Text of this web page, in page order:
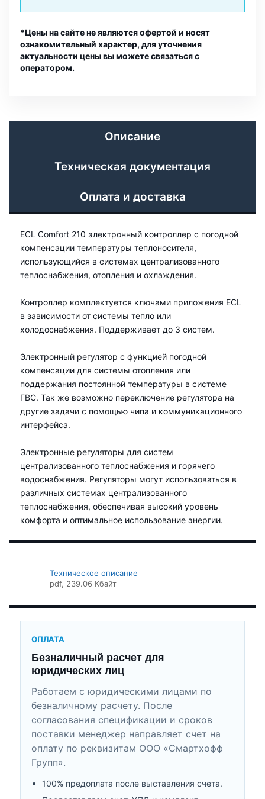
*Цены на сайте не являются офертой и носят
ознакомительный характер, для уточнения
актуальности цены вы можете связаться с
оператором.
Описание
Техническая документация
Оплата и доставка
ECL Comfort 210 электронный контроллер с погодной
компенсации температуры теплоносителя,
использующийся в системах централизованного
теплоснабжения, отопления и охлаждения.
Контроллер комплектуется ключами приложения ECL
в зависимости от системы тепло или
холодоснабжения. Поддерживает до 3 систем.
Электронный регулятор с функцией погодной
компенсации для системы отопления или
поддержания постоянной температуры в системе
ГВС. Так же возможно переключение регулятора на
другие задачи с помощью чипа и коммуникационного
интерфейса.
Электронные регуляторы для систем
централизованного теплоснабжения и горячего
водоснабжения. Регуляторы могут использоваться в
различных системах централизованного
теплоснабжения, обеспечивая высокий уровень
комфорта и оптимальное использование энергии.
Техническое описание
pdf, 239.06 Кбайт
ОПЛАТА
Безналичный расчет для
юридических лиц
Работаем с юридическими лицами по
безналичному расчету. После
согласования спецификации и сроков
поставки менеджер направляет счет на
оплату по реквизитам ООО «Смартхофф
Групп».
100% предоплата после выставления счета.